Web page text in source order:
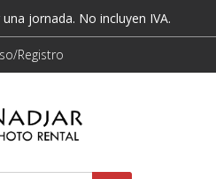
jornada. No incluyen IVA.
Registro